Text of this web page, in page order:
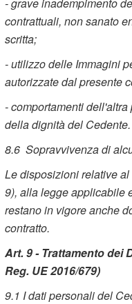
contrattuali, non sanato
scritta;
- utilizzo delle Immagini
autorizzate dal presente
- comportamenti
della dignità del Cedente.
8.6 Sopravvivenza di
Le disposizioni relative
9), alla legge applicabile
restano in vigore anche
contratto.
Art. 9 - Trattamento dei
Reg. UE 2016/679)
9.1 I dati personali del